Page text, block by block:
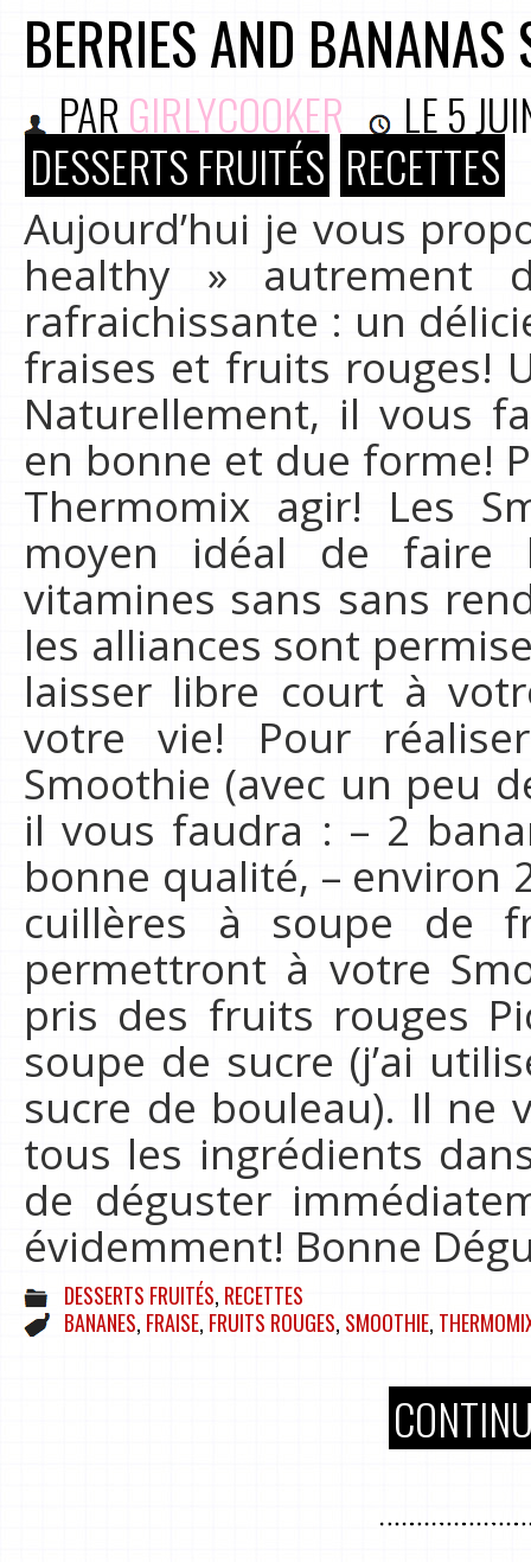
BERRIES AND BANANAS
PAR GIRLYCOOKER LE5
DESSERTS FRUITÉS RECETTES
Aujourd’hui je vous
healthy » autrement
rafraichissante : un
fraises et fruits rouges!
Naturellement, il vous
en bonne et due forme!
Thermomix agir! Les
moyen idéal de
vitamines sans sans
les alliances sont
laisser libre court à
votre vie! Pour
Smoothie (avec un peu
il vous faudra : – 2
bonne qualité, – environ
cuillères à soupe de
permettront à votre
pris des fruits rouges
soupe de sucre (j’ai
sucre de bouleau). Il ne
tous les ingrédients
de déguster
évidemment! Bonne
DESSERTS FRUITÉS, RECETTES
BANANES, FRAISE, FRUITS ROUGES, SMOOTHIE,